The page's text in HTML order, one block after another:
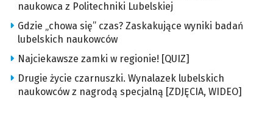
naukowca z Politechniki Lubelskiej
Gdzie „chowa się” czas? Zaskakujące wyniki badań
lubelskich naukowców
Najciekawsze zamki w regionie! [QUIZ]
Drugie życie czarnuszki. Wynalazek lubelskich
naukowców z nagrodą specjalną [ZDJĘCIA, WIDEO]